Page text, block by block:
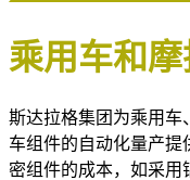
乘用车和
斯达拉格集团为乘用车
车组件的自动化量产
密组件的成本，如采用